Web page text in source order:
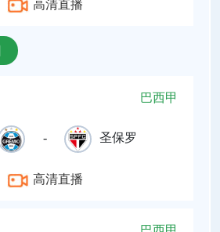
高清直播
巴西甲
- 圣保罗
高清直播